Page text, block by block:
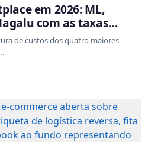
em 2026: ML,
com as taxas
de custos dos quatro maiores